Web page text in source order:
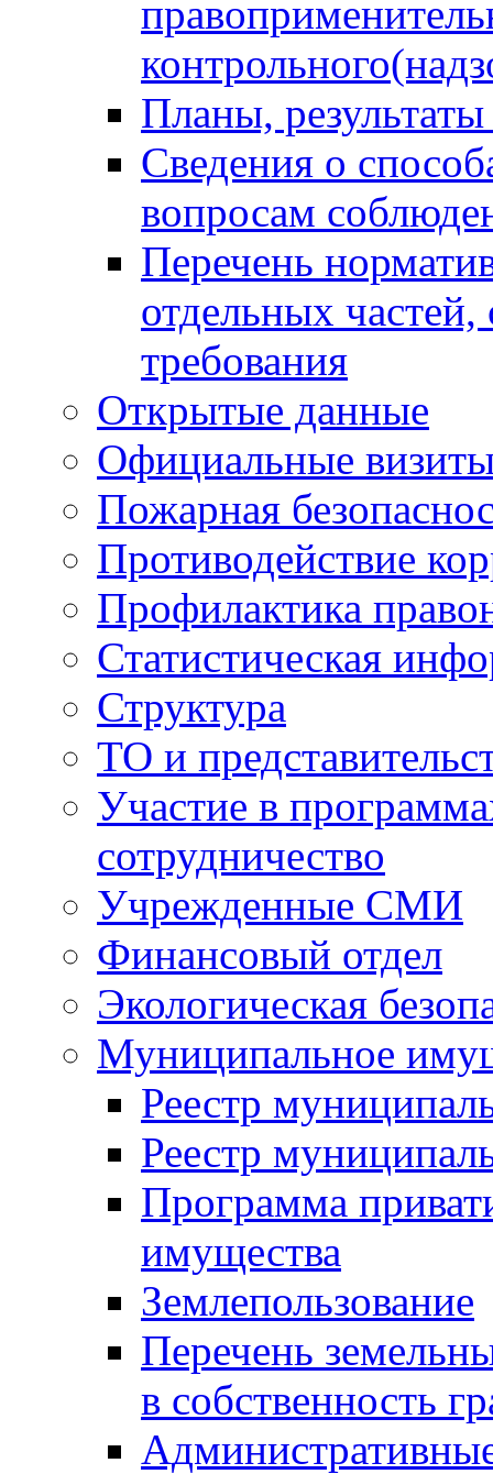
Планы,
Сведения о
вопросам
Перечень
отдельных
требования
Открытые данные
Официальные
Пожарная
Противодействие
Профилактика
Статистическая
Структура
ТО и
Участие в
сотрудничество
Учрежденные СМИ
Финансовый отдел
Экологическая
Муниципальное
Реестр
Реестр
Программа
имущества
Землепользование
Перечень
в собственность